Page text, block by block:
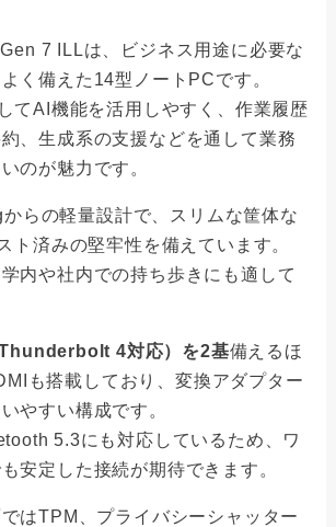
7 ILLは、ビジネス用途に必要な
く備えた14型ノートPCです。
てAI機能を活用しやすく、作業履歴
、生成系の支援などを通して業務
のが魅力です。
らの軽量設計で、スリムな筐体な
ト済みの堅牢性を備えています。
内や社内での持ち歩きにも適して
4対応）を2基備えるほ
も搭載しており、変換アダプター
やすい構成です。
5.3にも対応しているため、ワ
安定した接続が期待できます。
はTPM、プライバシーシャッター